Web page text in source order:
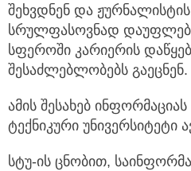
შეხვდნენ და
სრულფასოვნად
სფეროში კარიერის
შესაძლებლობებს გაეცნენ.
ამის შესახებ
ტექნიკური უნივერსიტეტი
სტუ-ის ცნობით,